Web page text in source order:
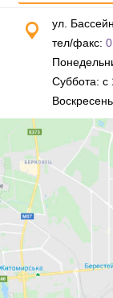
ул.
тел/факс:
Суббота: с